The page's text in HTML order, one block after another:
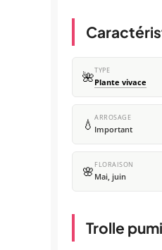
🌺TYPE
Plante vivace
💧 ARROSAGE
Important
🌸 FLORAISON
Mai, juin
Trolle